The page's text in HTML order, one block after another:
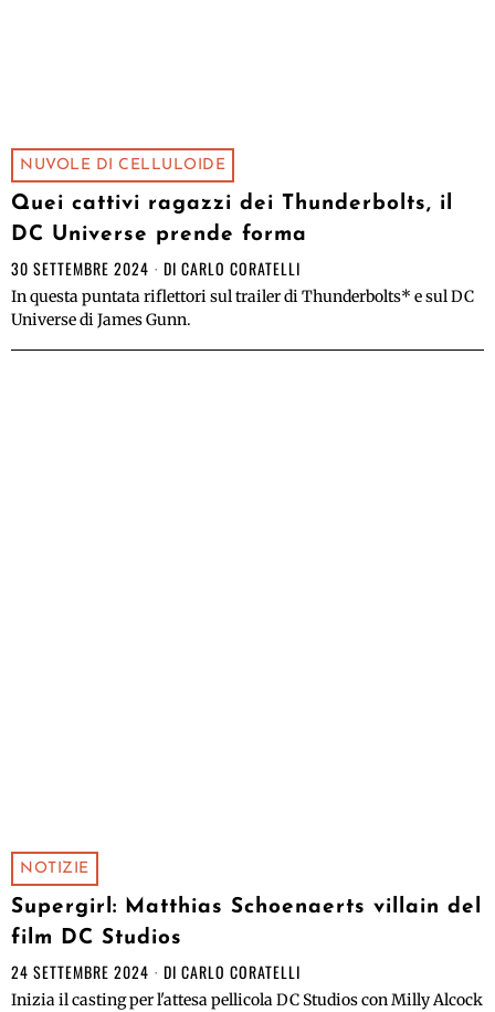
NUVOLE DI CELLULOIDE
Quei cattivi ragazzi dei Thunderbolts, il
DC Universe prende forma
30 SETTEMBRE 2024 DI CARLO CORATELLI
In questa puntata riflettori sul trailer di Thunderbolts* e sul DC
Universe di James Gunn.
NOTIZIE
Supergirl: Matthias Schoenaerts villain del
film DC Studios
24 SETTEMBRE 2024 DI CARLO CORATELLI
Inizia il casting per l'attesa pellicola DC Studios con Milly Alcock